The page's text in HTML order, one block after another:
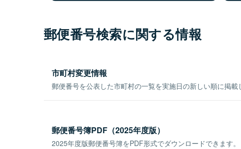
郵便番号検索に関する情報
市町村変更情報
郵便番号を公表した市町村の一覧を実施日の新しい順に掲載
郵便番号簿PDF（2025年度版）
2025年度版郵便番号簿をPDF形式でダウンロードできます。